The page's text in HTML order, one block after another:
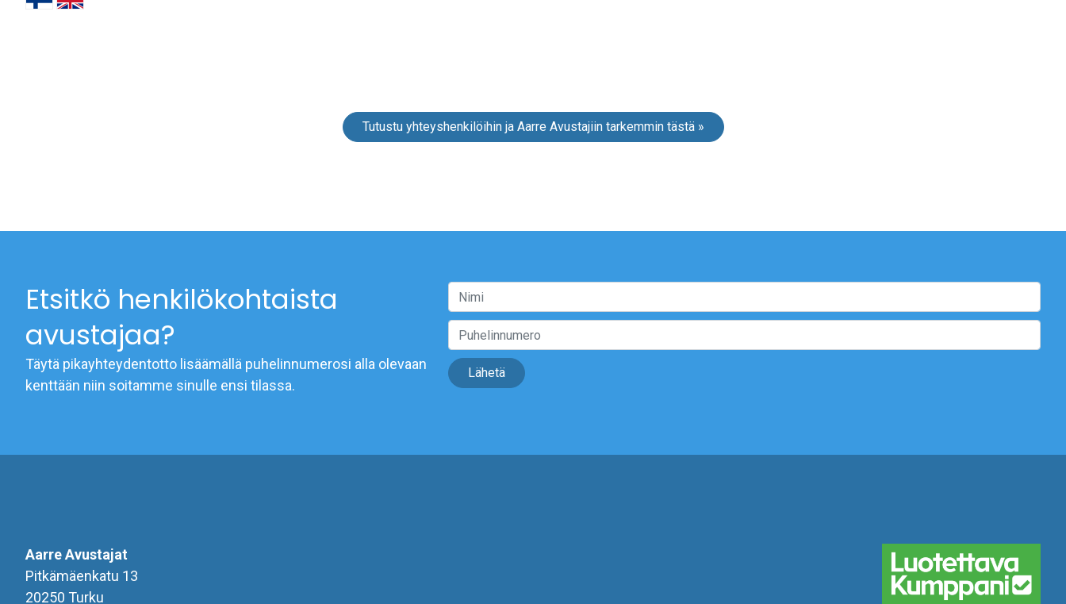
Tutustu yhteyshenkilöihin ja Aarre Avustajiin tarkemmin tästä »
Etsitkö henkilökohtaista
avustajaa?
Täytä pikayhteydentotto lisäämällä puhelinnumerosi alla olevaan
kenttään niin soitamme sinulle ensi tilassa.
Lähetä
Aarre Avustajat
Pitkämäenkatu 13
20250 Turku